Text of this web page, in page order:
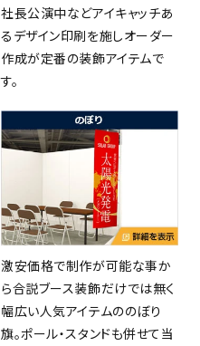
社長公演中などアイキャッチあ
るデザイン印刷を施しオーダー
作成が定番の装飾アイテムで
す。
激安価格で制作が可能な事か
ら合説ブース装飾だけでは無く
幅広い人気アイテムののぼり
旗。ポール・スタンドも併せて当